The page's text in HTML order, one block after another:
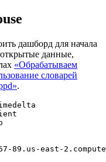
дашборд для начала
данные,
«Обрабатываем
словарей
».
89.us-east-